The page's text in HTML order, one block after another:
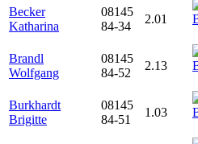
Becker
Katharina
08145
84-34
2.01
Brandl
Wolfgang
08145
84-52
2.13
Burkhardt
Brigitte
08145
84-51
1.03